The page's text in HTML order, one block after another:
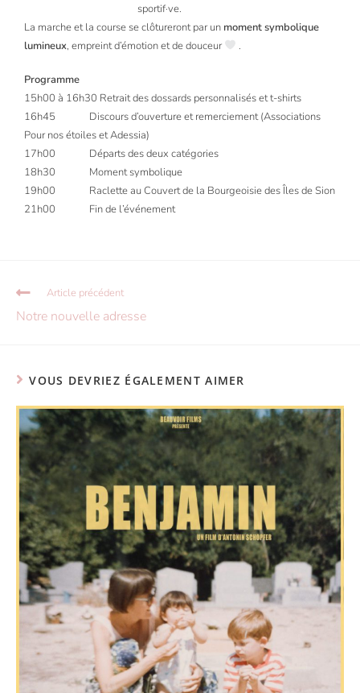
sportif·ve.
La marche et la course se clôtureront par un moment symbolique
lumineux, empreint d’émotion et de douceur .
Programme
15h00 à 16h30 Retrait des dossards personnalisés et t-shirts
16h45 Discours d’ouverture et remerciement (Associations
Pour nos étoiles et Adessia)
17h00 Départs des deux catégories
18h30 Moment symbolique
19h00 Raclette au Couvert de la Bourgeoisie des Îles de Sion
21h00 Fin de l’événement
Article précédent
Notre nouvelle adresse
VOUS DEVRIEZ ÉGALEMENT AIMER